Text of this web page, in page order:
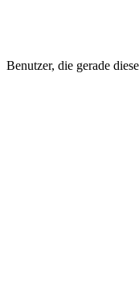
Benutzer, die gerade